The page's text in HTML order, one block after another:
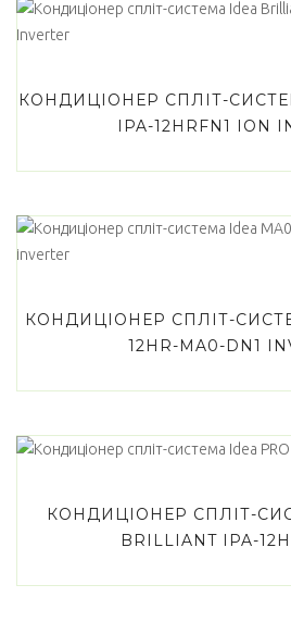
КОНДИЦІОНЕР СПЛІТ-
IPA-12HRFN1 ION
КОНДИЦІОНЕР СПЛІТ-
12HR-MA0-DN1
КОНДИЦІОНЕР СПЛІТ-
BRILLIANT IPA-